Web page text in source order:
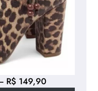
R$ 149,90